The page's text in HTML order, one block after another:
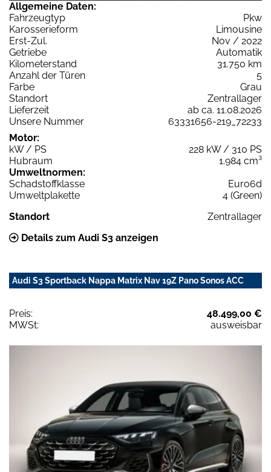
Allgemeine Daten:
Fahrzeugtyp
Pkw
Karosserieform
Limousine
Erst-Zul.
Nov / 2022
Getriebe
Automatik
Kilometerstand
31.750 km
Anzahl der Türen
5
Farbe
Grau
Standort
Zentrallager
Lieferzeit
ab ca. 11.08.2026
Unsere Nummer
63331656-219_72233
Motor:
kW / PS
228 kW / 310 PS
Hubraum
1.984 cm³
Umweltnormen:
Schadstoffklasse
Euro6d
Umweltplakette
4 (Green)
Standort
Zentrallager
Details zum Audi S3 anzeigen
Audi S3 Sportback Nappa Matrix Nav 19Z Pano Sonos ACC
Preis:
48.499,00 €
MWSt:
ausweisbar